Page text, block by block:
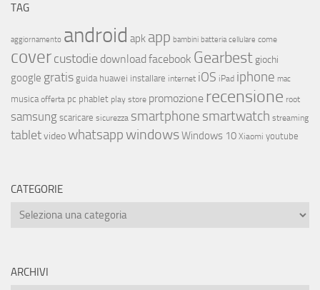
TAG
aggiornamento android apk app bambini batteria cellulare come
covercustodie download facebook Gearbest giochi
google gratis guida huawei installare internet iOS iPad iphone mac
musica offerta pc phablet play store promozione recensione root
samsungscaricare sicurezza smartphone smartwatch streaming
tabletvideowhatsappwindowsWindows 10 Xiaomi youtube
CATEGORIE
ARCHIVI